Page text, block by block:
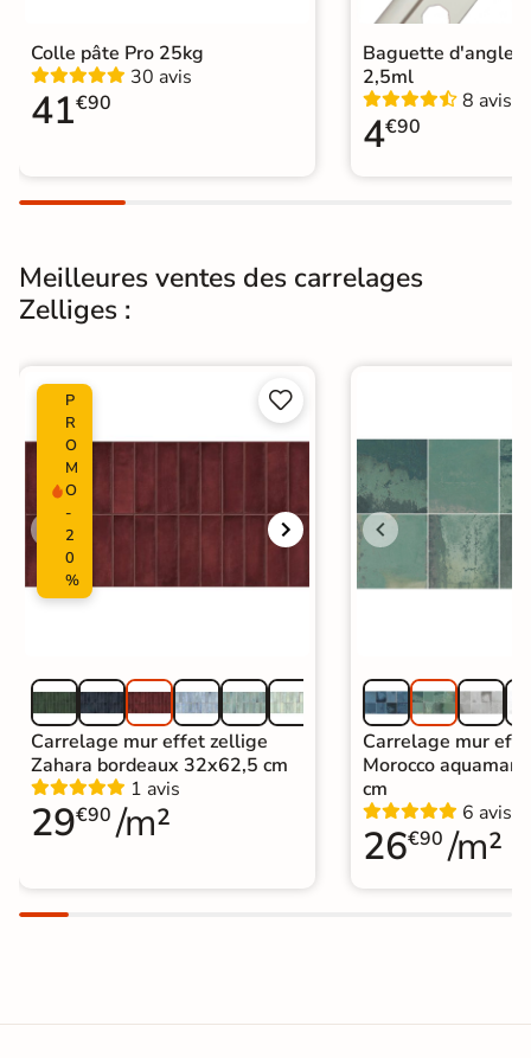
Placo, tout type de support mural
Normes
Origine
Colle pâte Pro 25kg
30 avis
41€90
Baguette d'angle
2,5ml
8 avis
4€90
Meilleures ventes des carrelages
Zelliges :
P
R
O
M
O
-
2
0
%


Carrelage mur effet zellige
Zahara bordeaux 32x62,5 cm
1 avis
29€90 /m²
Carrelage mur
Morocco
cm
6 avis
26€90 /m²